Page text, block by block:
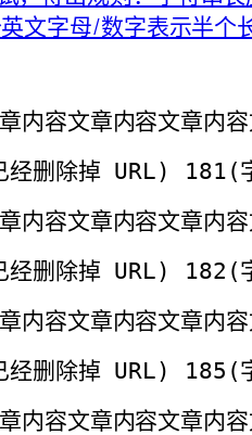
内容文章内容文章内
经删除掉 URL) 181(
内容文章内容文章内
经删除掉 URL) 182(
内容文章内容文章内
经删除掉 URL) 185(
内容文章内容文章内